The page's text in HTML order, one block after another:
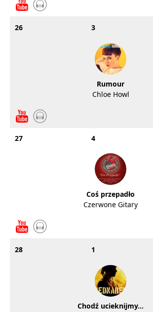
26 3
Rumour
Chloe Howl
27 4
Coś przepadło
Czerwone Gitary
28 1
Chodź ucieknijmy...